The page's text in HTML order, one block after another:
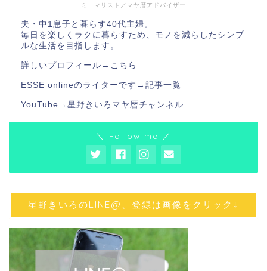
ミニマリスト／マヤ暦アドバイザー
夫・中1息子と暮らす40代主婦。
毎日を楽しくラクに暮らすため、モノを減らしたシンプ
ルな生活を目指します。
詳しいプロフィール→ こちら
ESSE onlineのライターです→ 記事一覧
YouTube→ 星野きいろマヤ暦チャンネル
＼ Follow me ／
星野きいろのLINE@、登録は画像をクリック↓